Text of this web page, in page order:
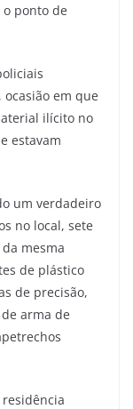
ponto de
em que
ilícito no
estavam
um verdadeiro
no local, sete
mesma
de plástico
de precisão,
arma de